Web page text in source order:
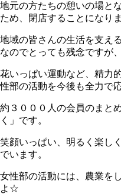
地元の方たちの憩いの場と
ため、閉店することになり
地域の皆さんの生活を支え
なのでとっても残念ですが、
花いっぱい運動など、精力
性部の活動を今後も全力で
約３０００人の会員のまと
く」です。
笑顔いっぱい、明るく楽し
でいます。
女性部の活動には、農業を
よ☆